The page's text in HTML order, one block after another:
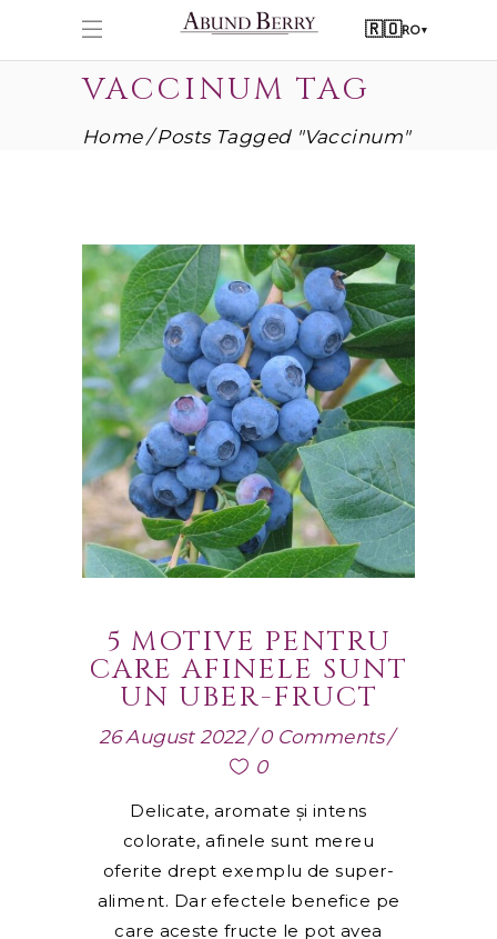
🇷🇴RO▾
VACCINUM TAG
Home Posts Tagged "vaccinum"
5 MOTIVE PENTRU
CARE AFINELE SUNT
UN UBER-FRUCT
26 August 2022
0 Comments
0
Delicate, aromate și intens
colorate, afinele sunt mereu
oferite drept exemplu de super-
aliment. Dar efectele benefice pe
care aceste fructe le pot avea